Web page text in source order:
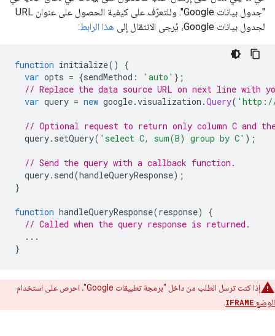
"جدول بيانات Google". وللتعرّف على كيفية الحصول على عنوان URL
لجدول بيانات Google، يُرجى الانتقال إلى
هذا الرابط:
function initialize()
{
var opts = {sendMethod : 'auto' };
// Replace the data source URL on next line with
var query = new google.visualization .Query( 'http://
// Optional request to return only column C and the
query. setQuery( 'select C, sum(B) group by C' );
// Send the query with a callback function.
query. send(handleQueryResponse);
}
function handleQueryResponse(response)
{
// Called when the query response is returned.
...
}
إذا كنت ترسل الطلب من داخل "برمجة تطبيقات Google"، احرص على استخدام
الوضع IFRAME